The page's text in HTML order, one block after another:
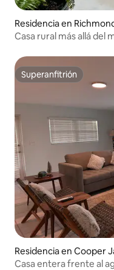
Residencia en
Casa rural más allá del
Superanfitrión
Superanfitrión
Residencia en Cooper
Casa entera frente al